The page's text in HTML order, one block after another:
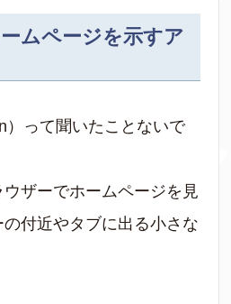
ムページを示すア
）って聞いたことないで
ザーでホームページを見
付近やタブに出る小さな